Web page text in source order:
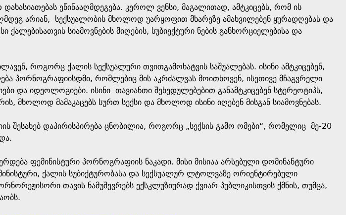
ეწინააღმდეგება. კეროლ ვენსი, მაგალითად, ამტკიცებს, რომ ის
არიან, სექსუალობის მხოლოდ უარყოფით მხარეზე ამახვილებენ ყურადღებას და
სიამოვნების მიღების, სუბიექტური ნების განხორციელებისა და
როგორც ქალის სექსუალური თვითგამოხატვის საშუალებას. ისინი ამტკიცებენ,
პორნოგრაფიისდმი, რომლებიც მის აკრძალვას მოითხოვენ, ისეთივე მჩაგვრელი
და იდეოლოგიები. ისინი თავიანთი შეხედულებებით განამტკიცებენ სტერეოტიპს,
მხოლოდ მამაკაცებს სურთ სექსი და მხოლოდ ისინი იღებენ მისგან სიამოვნებას.
შესახებ დაპირისპირება ცნობილია, როგორც „სექსის გამო ომები“, რომელიც მე-20
ფემინისტური პორნოგრაფიის ნაკადი. მისი მისიაა არსებული დომინანტური
ქალის სუბიქტურობასა და სექსუალურ ლტოლვაზე ორიენტირებული
თავის ნამუშევრებს ექსკლუზიურად ქვიარ პუბლიკისთვის ქმნის, თუმცა,